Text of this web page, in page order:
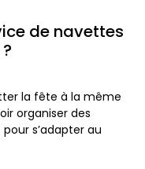
de navettes
la fête à la même
organiser des
s’adapter au